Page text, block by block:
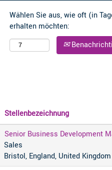
Wählen Sie aus, wie oft (in
erhalten möchten:
Stellenbezeichnung
Senior Business Development
Sales
Bristol, England, United Kingdom